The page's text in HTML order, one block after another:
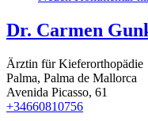
Dr. Carmen
Ärztin für Kieferorthopädie
Palma, Palma de Mallorca
Avenida Picasso, 61
+34660810756